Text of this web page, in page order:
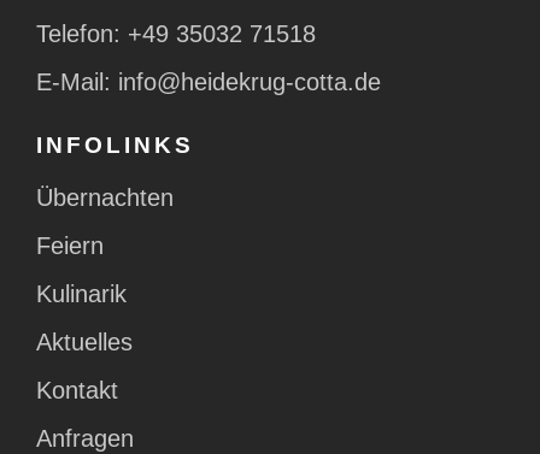
Telefon: +49 35032 71518
E-Mail: info@heidekrug-cotta.de
INFOLINKS
Übernachten
Feiern
Kulinarik
Aktuelles
Kontakt
Anfragen